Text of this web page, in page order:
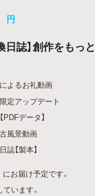
円
日誌】創作をもっ
よるお礼動画
定アップデート
PDFデータ】
風景動画
誌【製本】
お届け予定です。
います。